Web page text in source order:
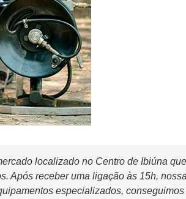
localizado no Centro de Ibiúna
Após receber uma ligação às 15h,
especializados,